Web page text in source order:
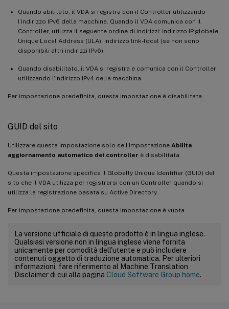
Quando abilitato, il VDA si registra con il Controller utilizzando
l’indirizzo IPv6 della macchina. Quando il VDA comunica con il
Controller, utilizza il seguente ordine di indirizzi: indirizzo IP globale,
Unique Local Address (ULA), indirizzo link-local (se non sono
disponibili altri indirizzi IPv6).
Quando disabilitato, il VDA si registra e comunica con il Controller
utilizzando l’indirizzo IPv4 della macchina.
Per impostazione predefinita, questa impostazione è disabilitata.
GUID del sito
Utilizzare questa impostazione solo se l’impostazione Abilita
aggiornamento automatico dei controller è disabilitata.
Questa impostazione specifica il Globally Unique Identifier (GUID) del
sito che il VDA utilizza per registrarsi con un Controller quando si
utilizza la registrazione basata su Active Directory.
Per impostazione predefinita, questa impostazione è vuota.
La versione ufficiale di questo prodotto è in lingua inglese.
Qualsiasi versione non in lingua inglese viene fornita
unicamente per comodità dell'utente e può includere
contenuti oggetto di traduzione automatica. Per ulteriori
informazioni, fare riferimento al Machine Translation
Disclaimer di cui alla pagina Cloud Software Group home.